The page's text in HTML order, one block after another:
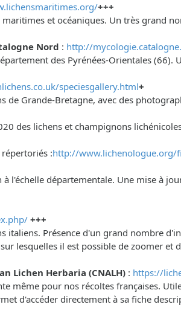
+++
et océaniques. Un très grand
Nord : http://
des Pyrénées-Orientales
speciesgallery.html+
de Grande-Bretagne, avec des
des lichens et champignons
:http://www.lichenologue.org/
l'échelle départementale. Une mise à
+++
italiens. Présence d'un grand nombre
lesquelles il est possible de zoomer
Lichen Herbaria (CNALH) : https://
même pour nos récoltes françaises.
d'accéder directement à sa fiche